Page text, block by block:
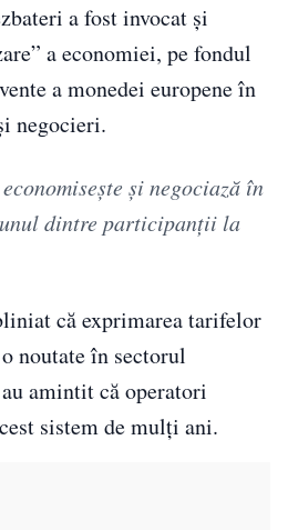
a fost invocat și
a economiei, pe fondul
a monedei europene în
negocieri.
și negociază în
dintre participanții la
că exprimarea tarifelor
noutate în sectorul
amintit că operatori
sistem de mulți ani.